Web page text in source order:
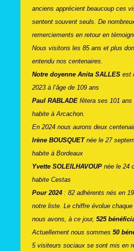
anciens apprécient beaucoup ces
sentent souvent seuls. De
remerciements en retour en
Nous visitons les 85 ans et plus
entendu nos centenaires.
Notre doyenne Anita SALLESest
2023 à l’âge de 109 ans
Paul RABLADEfêtera ses 101 ans
habite à Arcachon.
En 2024 nous aurons deux
Irène BOUSQUETnée le 27
habite à Bordeaux
Yvette SOLEILHAVOUPnée le 24
habite Cestas
Pour 2024: 82 adhérents nés en
notre liste. Le chiffre évolue chaque
nous avons, à ce jour, 525
Actuellement nous sommes 50
5 visiteurs sociaux se sont mis en